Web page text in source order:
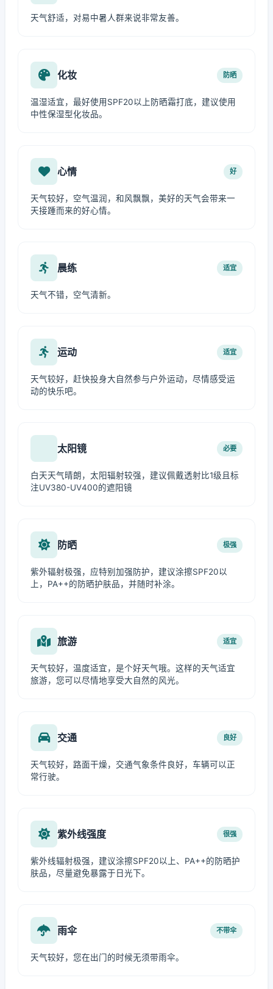
天气舒适，对易中暑人群来说非常友善。
化妆 防晒
温湿适宜，最好使用SPF20以上防晒霜打底，建议使用
中性保湿型化妆品。
心情 好
天气较好，空气温润，和风飘飘，美好的天气会带来一
天接踵而来的好心情。
晨练 适宜
天气不错，空气清新。
运动 适宜
天气较好，赶快投身大自然参与户外运动，尽情感受运
动的快乐吧。
太阳镜 必要
白天天气晴朗，太阳辐射较强，建议佩戴透射比1级且标
注UV380-UV400的遮阳镜
防晒 极强
紫外辐射极强，应特别加强防护，建议涂擦SPF20以
上，PA++的防晒护肤品，并随时补涂。
旅游 适宜
天气较好，温度适宜，是个好天气哦。这样的天气适宜
旅游，您可以尽情地享受大自然的风光。
交通 良好
天气较好，路面干燥，交通气象条件良好，车辆可以正
常行驶。
紫外线强度 很强
紫外线辐射极强，建议涂擦SPF20以上、PA++的防晒护
肤品，尽量避免暴露于日光下。
雨伞 不带伞
天气较好，您在出门的时候无须带雨伞。